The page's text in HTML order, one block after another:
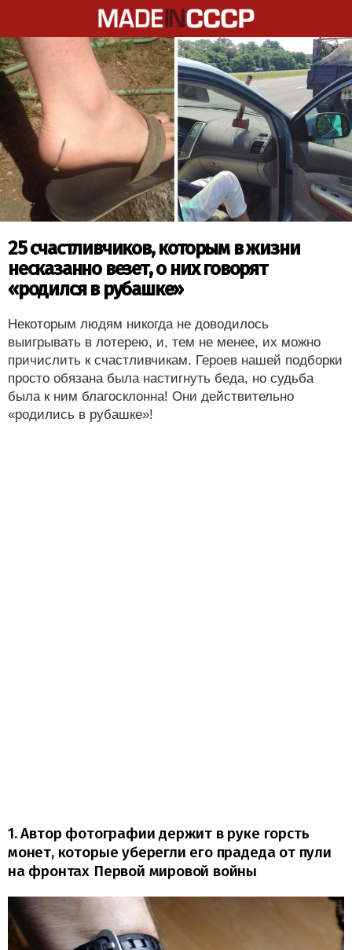
25 счастливчиков, которым в жизни
несказанно везет, о них говорят
«родился в рубашке»
Некоторым людям никогда не доводилось
выигрывать в лотерею, и, тем не менее, их можно
причислить к счастливчикам. Героев нашей подборки
просто обязана была настигнуть беда, но судьба
была к ним благосклонна! Они действительно
«родились в рубашке»!
1. Автор фотографии держит в руке горсть
монет, которые уберегли его прадеда от пули
на фронтах Первой мировой войны